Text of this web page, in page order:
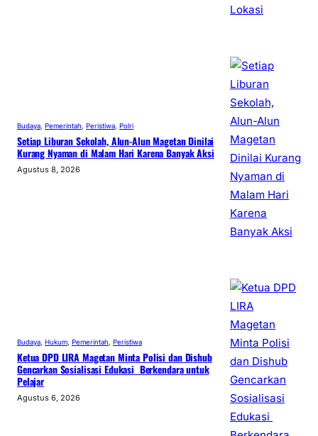
Budaya, Pemerintah, Peristiwa, Polri
Setiap Liburan Sekolah, Alun-Alun Magetan Dinilai
Kurang Nyaman di Malam Hari Karena Banyak Aksi
Agustus 8, 2026
Budaya Hukum Pemerintah Peristiwa
Ketua DPD LIRA Magetan Minta Polisi dan Dishub
Gencarkan Sosialisasi Edukasi Berkendara untuk
Pelajar
Agustus 6, 2026